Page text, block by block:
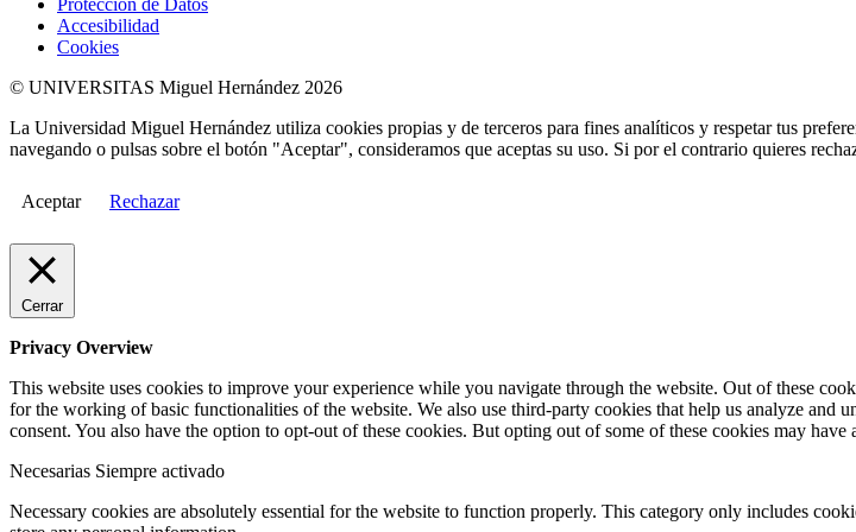
Accesibilidad
Cookies
© UNIVERSITAS Miguel Hernández 2026
La Universidad Miguel Hernández utiliza cookies propias y de terceros para fines analíticos y respetar tus
navegando o pulsas sobre el botón "Aceptar", consideramos que aceptas su uso. Si por el contrario quieres
Aceptar Rechazar
Cerrar
Privacy Overview
This website uses cookies to improve your experience while you navigate through the website. Out of these
for the working of basic functionalities of the website. We also use third-party cookies that help us analyze
consent. You also have the option to opt-out of these cookies. But opting out of some of these cookies may
Necesarias Siempre activado
Necessary cookies are absolutely essential for the website to function properly. This category only includes